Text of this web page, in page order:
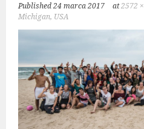
Published24 marca 2017 at2572
Michigan, USA